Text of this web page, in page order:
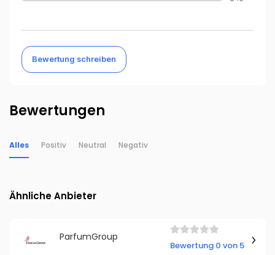
Bewertung schreiben
Bewertungen
Alles Positiv Neutral Negativ
Ähnliche Anbieter
ParfumGroup
Bewertung 0 von 5